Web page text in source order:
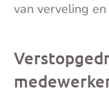
van verveling